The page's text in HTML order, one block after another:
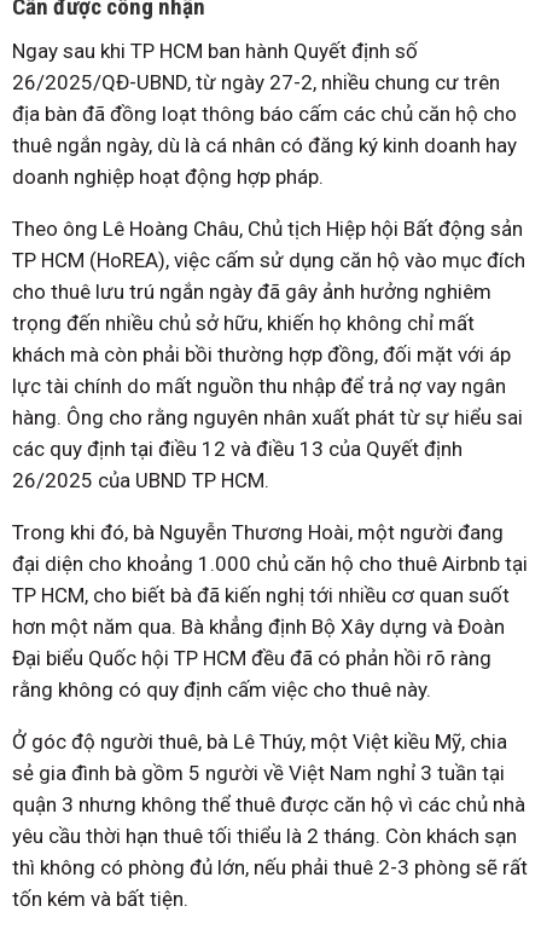
Cần được công nhận
Ngay sau khi TP HCM ban hành Quyết định số
26/2025/QĐ-UBND, từ ngày 27-2, nhiều chung cư trên
địa bàn đã đồng loạt thông báo cấm các chủ căn hộ cho
thuê ngắn ngày, dù là cá nhân có đăng ký kinh doanh hay
doanh nghiệp hoạt động hợp pháp.
Theo ông Lê Hoàng Châu, Chủ tịch Hiệp hội Bất động sản
TP HCM (HoREA), việc cấm sử dụng căn hộ vào mục đích
cho thuê lưu trú ngắn ngày đã gây ảnh hưởng nghiêm
trọng đến nhiều chủ sở hữu, khiến họ không chỉ mất
khách mà còn phải bồi thường hợp đồng, đối mặt với áp
lực tài chính do mất nguồn thu nhập để trả nợ vay ngân
hàng. Ông cho rằng nguyên nhân xuất phát từ sự hiểu sai
các quy định tại điều 12 và điều 13 của Quyết định
26/2025 của UBND TP HCM.
Trong khi đó, bà Nguyễn Thương Hoài, một người đang
đại diện cho khoảng 1.000 chủ căn hộ cho thuê Airbnb tại
TP HCM, cho biết bà đã kiến nghị tới nhiều cơ quan suốt
hơn một năm qua. Bà khẳng định Bộ Xây dựng và Đoàn
Đại biểu Quốc hội TP HCM đều đã có phản hồi rõ ràng
rằng không có quy định cấm việc cho thuê này.
Ở góc độ người thuê, bà Lê Thúy, một Việt kiều Mỹ, chia
sẻ gia đình bà gồm 5 người về Việt Nam nghỉ 3 tuần tại
quận 3 nhưng không thể thuê được căn hộ vì các chủ nhà
yêu cầu thời hạn thuê tối thiểu là 2 tháng. Còn khách sạn
thì không có phòng đủ lớn, nếu phải thuê 2-3 phòng sẽ rất
tốn kém và bất tiện.